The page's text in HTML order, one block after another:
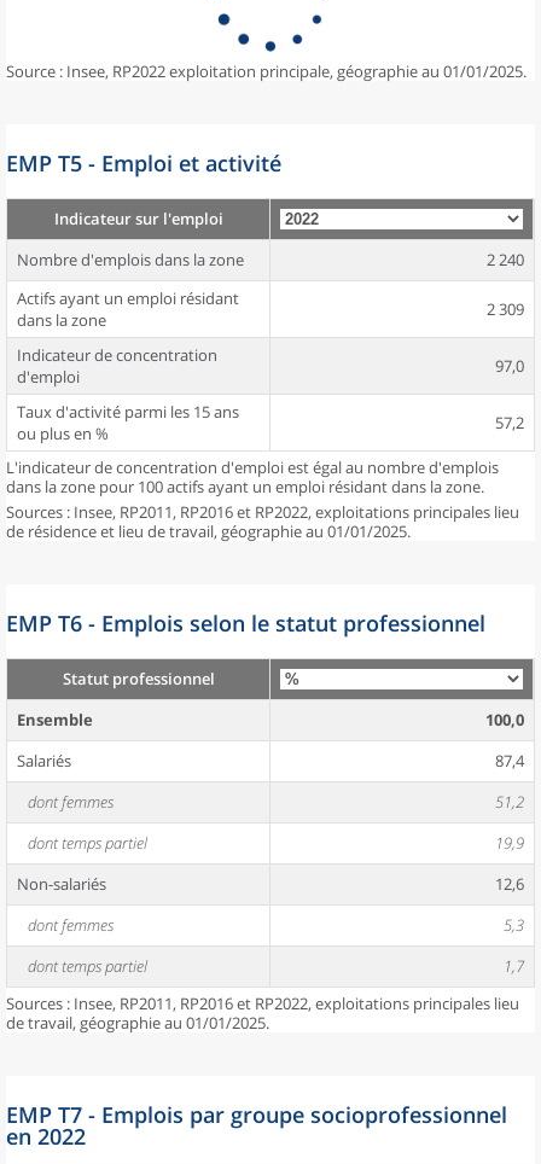
Source : Insee, RP2022 exploitation principale, géographie au 01/01/2025.
EMP T5 - Emploi et activité
Indicateur sur l'emploi
Nombre d'emplois dans la zone
2 240
Actifs ayant un emploi résidant
dans la zone
2 309
Indicateur de concentration
d'emploi
97,0
Taux d'activité parmi les 15 ans
ou plus en %
57,2
L'indicateur de concentration d'emploi est égal au nombre d'emplois
dans la zone pour 100 actifs ayant un emploi résidant dans la zone.
Sources : Insee, RP2011, RP2016 et RP2022, exploitations principales lieu
de résidence et lieu de travail, géographie au 01/01/2025.
EMP T6 - Emplois selon le statut professionnel
Statut professionnel
Ensemble
100,0
Salariés
87,4
dont femmes
51,2
dont temps partiel
19,9
Non-salariés
12,6
dont femmes
5,3
dont temps partiel
1,7
Sources : Insee, RP2011, RP2016 et RP2022, exploitations principales lieu
de travail, géographie au 01/01/2025.
EMP T7 - Emplois par groupe socioprofessionnel
en 2022